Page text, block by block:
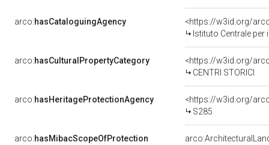
arco:hasCataloguingAgency
<https://w3id.org/
Istituto Centrale
arco:hasCulturalPropertyCategory
<https://w3id.org/
CENTRI STORICI
arco:hasHeritageProtectionAgency
<https://w3id.org/
S285
arco:hasMibacScopeOfProtection